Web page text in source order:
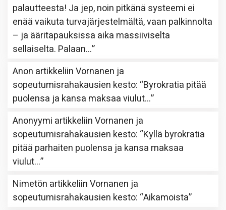
palautteesta! Ja jep, noin pitkänä systeemi ei
enää vaikuta turvajärjestelmältä, vaan palkinnolta
– ja ääritapauksissa aika massiiviselta
sellaiselta. Palaan…”
Anon artikkeliinVornanen ja
sopeutumisrahakausien kesto: “Byrokratia pitää
puolensa ja kansa maksaa viulut…”
Anonyymi artikkeliinVornanen ja
sopeutumisrahakausien kesto: “Kyllä byrokratia
pitää parhaiten puolensa ja kansa maksaa
viulut…”
Nimetön artikkeliinVornanen ja
sopeutumisrahakausien kesto: “Aikamoista”